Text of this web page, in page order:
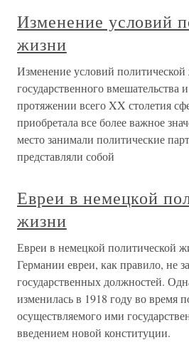
Изменение условий
жизни
Изменение условий
государственного вмешательства
протяжении всего XX столетия
приобретала все более важное
место занимали политические
представляли собой
Евреи в немецкой
жизни
Евреи в немецкой политической
Германии евреи, как правило, не
государственных должностей.
изменилась в 1918 году во время
осуществляемого ими
введением новой конституции.